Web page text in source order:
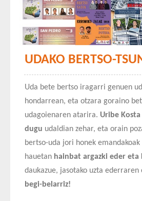
EUSKARA
HARREMANETARAKO
UDAKO BERTSO-
Uda bete bertso iragarri genuen
hondarrean, eta otzara goraino
udagoienaren atarira. Uribe
dugu udaldian zehar, eta orain
bertso-uda jori honek
hauetan hainbat argazki eder
daukazue, jasotako uzta ederraren
begi-belarriz!